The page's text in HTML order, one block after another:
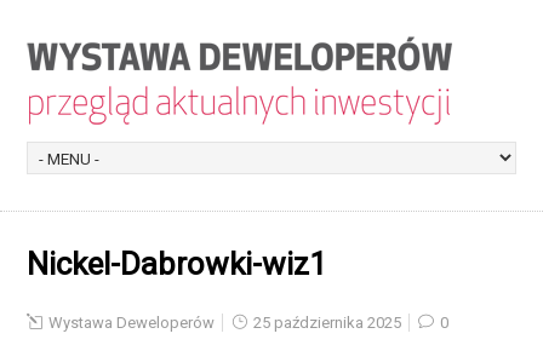
Nickel-Dabrowki-wiz1
Wystawa Deweloperów 25 października 2025 0